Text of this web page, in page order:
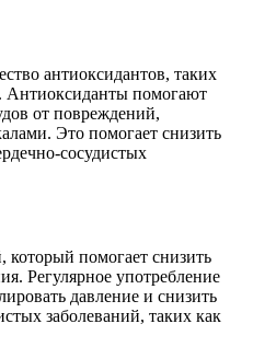
антиоксидантов, таких
Антиоксиданты помогают
от повреждений,
Это помогает снизить
сосудистых
который помогает снизить
Регулярное употребление
давление и снизить
заболеваний, таких как